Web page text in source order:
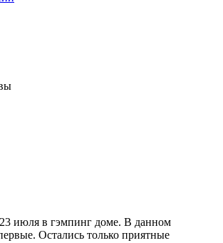
июля в гэмпинг доме. В данном
Остались только приятные